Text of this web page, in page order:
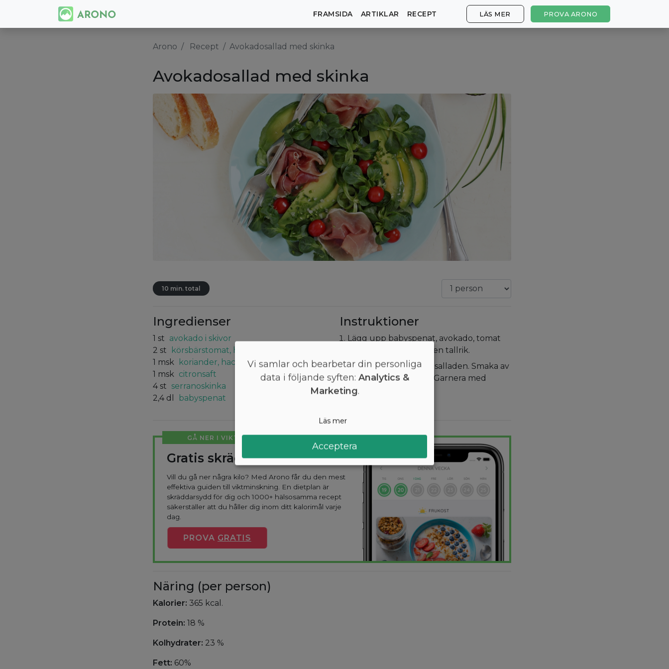
FRAMSIDA ARTIKLAR RECEPT LÄS MER PROVA ARONO
Arono Recept Avokadosallad med skinka
Avokadosallad med skinka
10 min. total
Ingredienser
1 st avokado i skivor
2 st
körsbärstomat, halverad
1 msk
koriander, hackad
1 msk citronsaft
4 st serranoskinka
2,4 dl babyspenat
Instruktioner
Lägg upp babyspenat, avokado, tomat
och serranoskinka på en tallrik.
Ringla citronsaft över salladen. Smaka av
med salt och peppar. Garnera med
koriander. Varsågod!
GÅ NER I VIKT LÄTT
Gratis skräddarsydd kostplan
Vill du gå ner några kilo? Med Arono får du den mest
effektiva guiden till viktminskning. En dietplan är
skräddarsydd för dig och 1000+ hälsosamma recept
säkerställer att du håller dig inom ditt kalorimål varje
dag.
PROVA GRATIS
Näring (per person)
Kalorier: 365 kcal.
Protein: 18 %
Kolhydrater: 23 %
Fett: 60%
Vi samlar och bearbetar din personliga
data i följande syften: Analytics &
Marketing.
Läs mer
Acceptera